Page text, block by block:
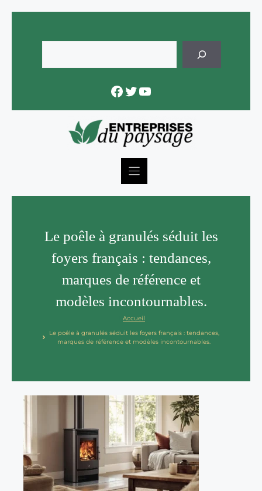
content
Facebook
Twitter
YouTube
Le poêle à granulés séduit les
foyers français : tendances,
marques de référence et
modèles incontournables.
Accueil
Le poêle à granulés séduit les foyers français : tendances,
marques de référence et modèles incontournables.